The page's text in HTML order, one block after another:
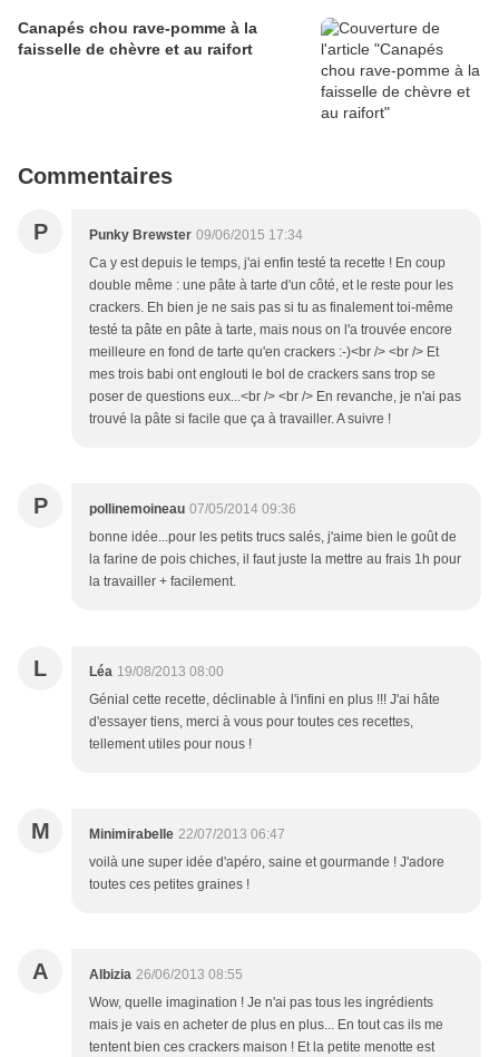
Canapés chou rave-pomme à la
faisselle de chèvre et au raifort
Commentaires
P Punky Brewster 09/06/2015 17:34
Ca y est depuis le temps, j'ai enfin testé ta recette ! En coup
double même : une pâte à tarte d'un côté, et le reste pour les
crackers. Eh bien je ne sais pas si tu as finalement toi-même
testé ta pâte en pâte à tarte, mais nous on l'a trouvée encore
meilleure en fond de tarte qu'en crackers :-)<br /> <br /> Et
mes trois babi ont englouti le bol de crackers sans trop se
poser de questions eux...<br /> <br /> En revanche, je n'ai pas
trouvé la pâte si facile que ça à travailler. A suivre !
P pollinemoineau 07/05/2014 09:36
bonne idée...pour les petits trucs salés, j'aime bien le goût de
la farine de pois chiches, il faut juste la mettre au frais 1h pour
la travailler + facilement.
L Léa 19/08/2013 08:00
Génial cette recette, déclinable à l'infini en plus !!! J'ai hâte
d'essayer tiens, merci à vous pour toutes ces recettes,
tellement utiles pour nous !
M Minimirabelle 22/07/2013 06:47
voilà une super idée d'apéro, saine et gourmande ! J'adore
toutes ces petites graines !
A Albizia 26/06/2013 08:55
Wow, quelle imagination ! Je n'ai pas tous les ingrédients
mais je vais en acheter de plus en plus... En tout cas ils me
tentent bien ces crackers maison ! Et la petite menotte est